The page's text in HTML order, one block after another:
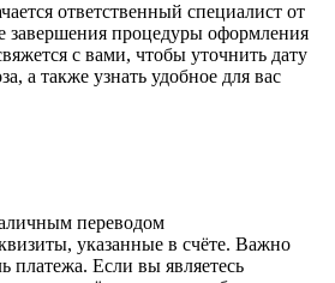
ответственный специалист от
процедуры оформления
с вами, чтобы уточнить дату
а также узнать удобное для вас
переводом
указанные в счёте. Важно
платежа. Если вы являетесь